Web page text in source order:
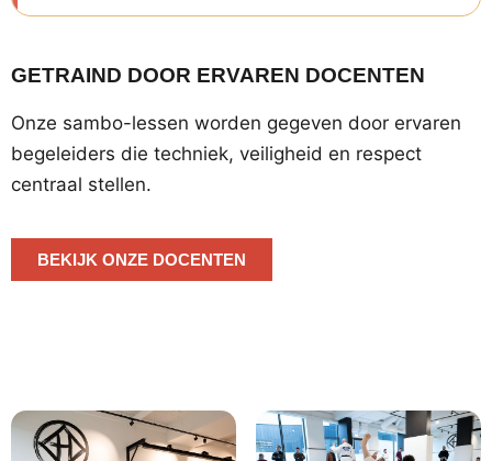
GETRAIND DOOR ERVAREN DOCENTEN
Onze sambo-lessen worden gegeven door ervaren
begeleiders die techniek, veiligheid en respect
centraal stellen.
BEKIJK ONZE DOCENTEN